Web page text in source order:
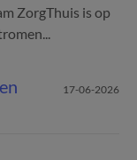
ZorgThuis is op
17-06-2026